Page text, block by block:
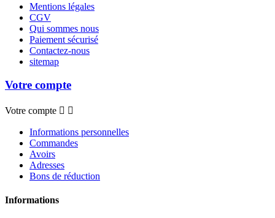
Mentions légales
CGV
Qui sommes nous
Paiement sécurisé
Contactez-nous
sitemap
Votre compte
Votre compte  
Informations personnelles
Commandes
Avoirs
Adresses
Bons de réduction
Informations